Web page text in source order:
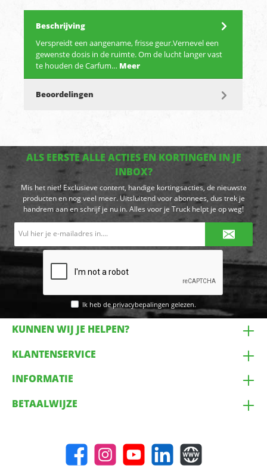
Beschrijving
Verspreidt een aangename, frisse geur.Vernevel een
gewenste dosis in de ruimte. Om de lucht langer vast
te houden de Carfum… Meer
Beoordelingen
ALS EERSTE ALLE ACTIES EN KORTINGEN IN JE
INBOX?
Mis het niet! Exclusieve content, handige kortingsacties, de nieuwste
producten en nog veel meer. Uitsluitend voor abonnees, dus trek je
handrem aan en schrijf je nu in. Alles voor je Truck helpt je op weg!
Ik heb de privacybepalingen gelezen.
KUNNEN WIJ JE HELPEN?
KLANTENSERVICE
INFORMATIE
BETAALWIJZE